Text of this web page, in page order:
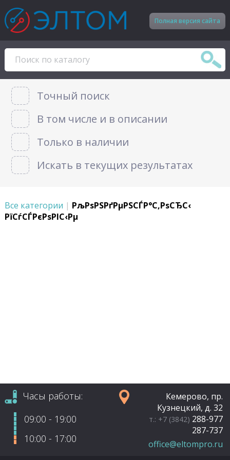
Полная версия сайта
Точный поиск
В том числе и в описании
Только в наличии
Искать в текущих результатах
Все категории | РљРѕРЅРґРµРЅСЃР°С‚РѕСЂС‹
РїСѓСЃРєРѕРІС‹Рµ
Часы работы:
09:00 - 19:00
10:00 - 17:00
Кемерово, пр.
Кузнецкий, д. 32
т.: +7 (3842) 288-977
287-737
office@eltompro.ru